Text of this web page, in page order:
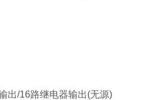
/16路继电器输出(无源)